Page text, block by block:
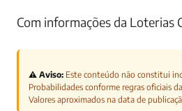
Com informações da Loterias
⚠️ Aviso: Este conteúdo não constitui
Probabilidades conforme regras oficiais da
Valores aproximados na data de